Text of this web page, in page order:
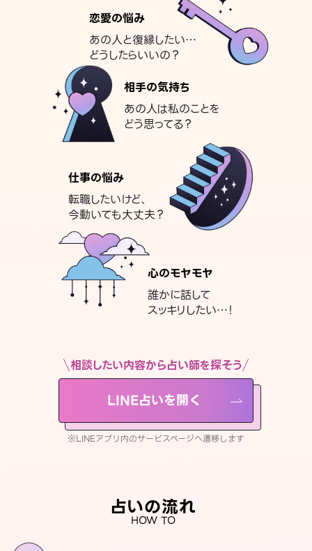
恋愛の悩み
あの人と復縁したい…
どうしたらいいの？
相手の気持ち
あの人は私のことを
どう思ってる？
仕事の悩み
転職したいけど、
今動いても大丈夫？
心のモヤモヤ
誰かに話して
スッキリしたい…！
相談したい内容から占い師を探そう
LINE占いを開く
※LINEアプリ内のサービスページへ遷移します
占いの流れ
HOW TO